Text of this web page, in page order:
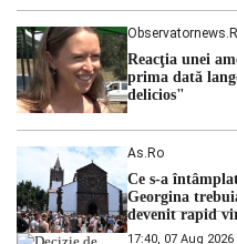
Reacţia unei
prima dată
delicios"
As.ro
Ce s-a
Georgina
devenit rapid
17:40, 07 Aug 2026